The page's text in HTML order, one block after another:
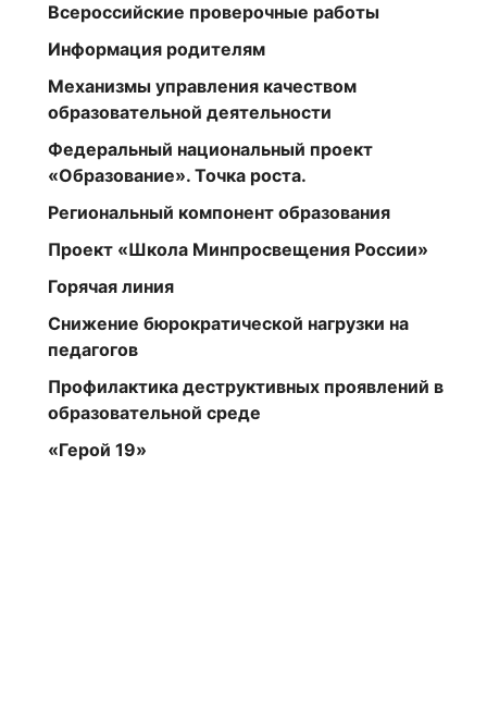
Всероссийские проверочные работы
Информация родителям
Механизмы управления качеством
образовательной деятельности
Федеральный национальный проект
«Образование». Точка роста.
Региональный компонент образования
Проект «Школа Минпросвещения России»
Горячая линия
Снижение бюрократической нагрузки на
педагогов
Профилактика деструктивных проявлений в
образовательной среде
«Герой 19»